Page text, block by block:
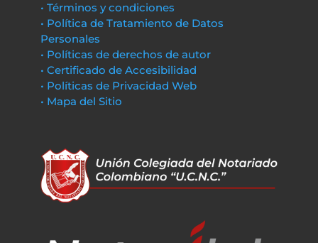
• Términos y condiciones
• Política de Tratamiento de Datos
Personales
• Políticas de derechos de autor
• Certificado de Accesibilidad
• Políticas de Privacidad Web
• Mapa del Sitio